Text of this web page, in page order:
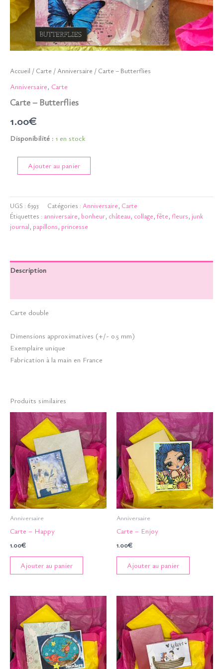
Accueil / Carte /Anniversaire / Carte – Butterflies
Anniversaire, Carte
Carte – Butterflies
1.00€
Disponibilité : 1 en stock
Butterflies
Ajouter au panier
UGS : 6393 Catégories : Anniversaire, Carte
Étiquettes : anniversaire, bonheur, château, collage, fête, fleurs, junk
journal, papillons, princesse
Description
Carte double
Dimensions approximatives (+/- 0.5 mm)
Exemplaire unique
Fabrication à la main en France
Produits similaires
Anniversaire
Carte – Happy
1.00€
Ajouter au panier
Anniversaire
Carte – Enjoy
1.00€
Ajouter au panier